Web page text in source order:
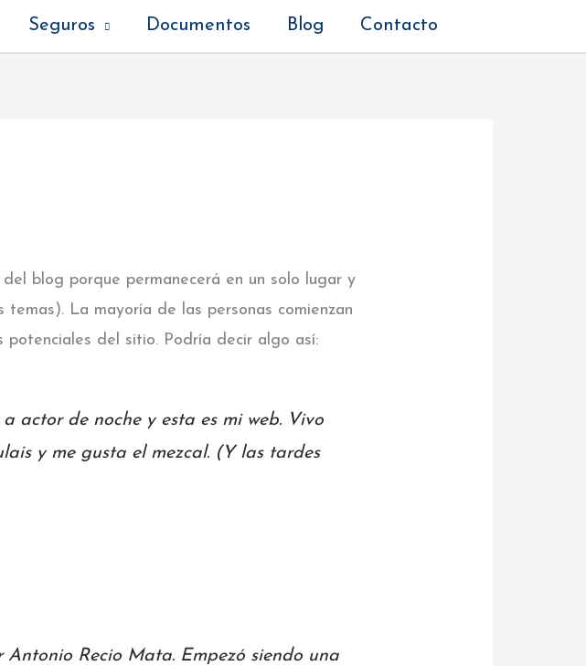
Seguros Documentos Blog Contacto
blog porque permanecerá en un solo lugar y
La mayoría de las personas comienzan
potenciales del sitio. Podría decir algo así:
actor de noche y esta es mi web. Vivo
y me gusta el mezcal. (Y las tardes
Recio Mata. Empezó siendo una